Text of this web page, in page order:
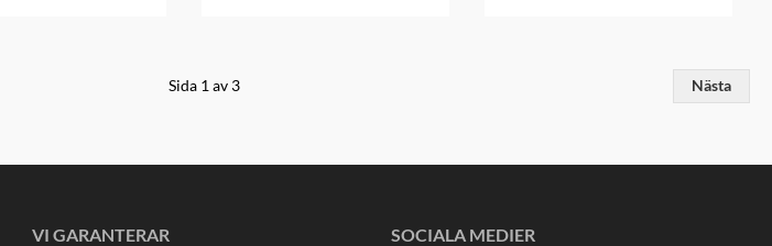
Sida 1 av 3 Nästa
VI GARANTERAR SOCIALA MEDIER